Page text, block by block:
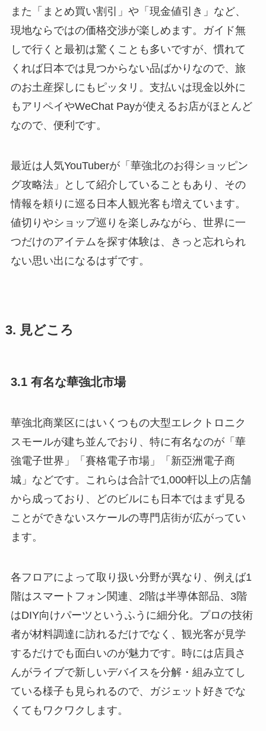
また「まとめ買い割引」や「現金値引き」など、
現地ならではの価格交渉が楽しめます。ガイド無
しで行くと最初は驚くことも多いですが、慣れて
くれば日本では見つからない品ばかりなので、旅
のお土産探しにもピッタリ。支払いは現金以外に
もアリペイやWeChat Payが使えるお店がほとんど
なので、便利です。
最近は人気YouTuberが「華強北のお得ショッピン
グ攻略法」として紹介していることもあり、その
情報を頼りに巡る日本人観光客も増えています。
値切りやショップ巡りを楽しみながら、世界に一
つだけのアイテムを探す体験は、きっと忘れられ
ない思い出になるはずです。
3. 見どころ
3.1 有名な華強北市場
華強北商業区にはいくつもの大型エレクトロニク
スモールが建ち並んでおり、特に有名なのが「華
強電子世界」「賽格電子市場」「新亞洲電子商
城」などです。これらは合計で1,000軒以上の店舗
から成っており、どのビルにも日本ではまず見る
ことができないスケールの専門店街が広がってい
ます。
各フロアによって取り扱い分野が異なり、例えば1
階はスマートフォン関連、2階は半導体部品、3階
はDIY向けパーツというふうに細分化。プロの技術
者が材料調達に訪れるだけでなく、観光客が見学
するだけでも面白いのが魅力です。時には店員さ
んがライブで新しいデバイスを分解・組み立てし
ている様子も見られるので、ガジェット好きでな
くてもワクワクします。